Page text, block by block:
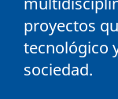
proyectos
tecnológico
sociedad.